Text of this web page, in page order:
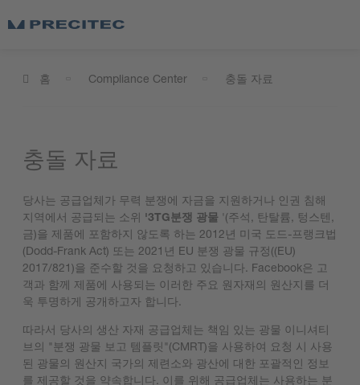
홈 Compliance Center 충돌 자료
충돌 자료
당사는 공급업체가 무력 분쟁에 자금을 지원하거나 인권 침해
지역에서 공급되는 소위 '3TG분쟁 광물 '(주석, 탄탈륨, 텅스텐,
금)을 제품에 포함하지 않도록 하는 2012년 미국 도드-프랭크법
(Dodd-Frank Act) 또는 2021년 EU 분쟁 광물 규정((EU)
2017/821)을 준수할 것을 요청하고 있습니다. Facebook은 고
객과 함께 제품에 사용되는 이러한 주요 원자재의 원산지를 더
욱 투명하게 공개하고자 합니다.
따라서 당사의 생산 자재 공급업체는 책임 있는 광물 이니셔티
브의 "분쟁 광물 보고 템플릿"(CMRT)을 사용하여 요청 시 사용
된 광물의 원산지 국가의 제련소와 광산에 대한 포괄적인 정보
를 제공할 것을 약속합니다. 이를 위해 공급업체는 사용하는 분